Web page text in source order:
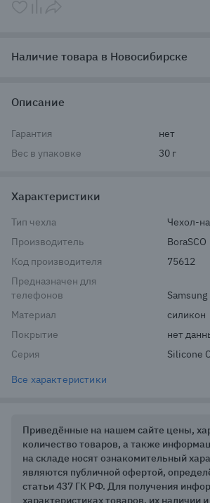
Наличие товара в Новосибирске
Описание
Гарантия
нет
Вес в упаковке
30 г
Характеристики
Тип чехла
Чехол-
Производитель
BoraSCO
Код производителя
75612
Предназначен для
телефонов
Samsung
Материал
силикон
Покрытие
нет
Серия
Silicone
Все характеристики
Приведённые на нашем сайте цены,
количество товаров, а также
на складе носят ознакомительный
являются публичной офертой,
статьи 437 ГК РФ. Для получения
характеристиках товаров, их наличии